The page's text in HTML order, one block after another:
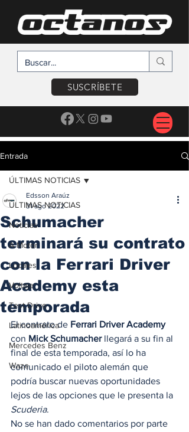
SUSCRÍBETE
Entrada
ÚLTIMAS NOTICIAS
Noticias
A Motor
Locales
Voltaje
Test Drive
Latinoamérica
Mercedes Benz
Waze
ÚLTIMAS NOTICIAS
Schumacher
terminará su contrato
con la Ferrari Driver
Academy esta
temporada
Edsson Araúz
31 ago 2022
El contrato de Ferrari Driver Academy
con Mick Schumacher llegará a su fin al
final de esta temporada, así lo ha
comunicado el piloto alemán que
podría buscar nuevas oportunidades
lejos de las opciones que le presenta la
Scuderia.
No se han dado comentarios por parte